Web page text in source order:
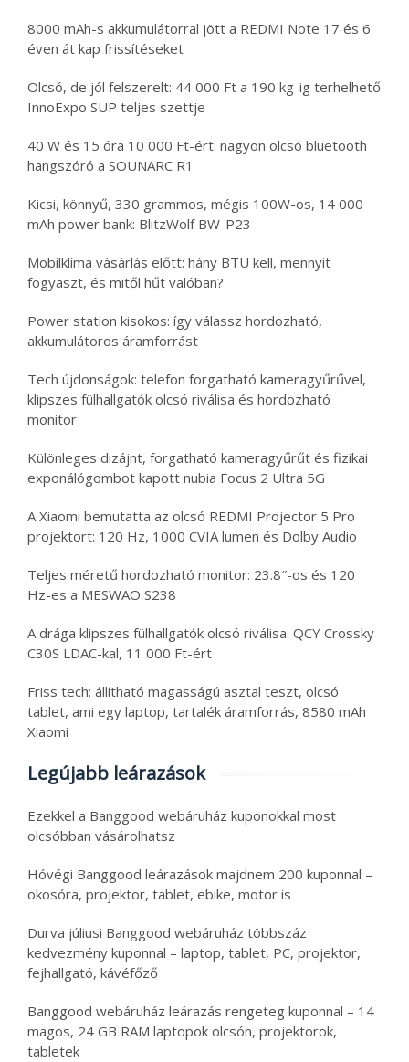
8000 mAh-s akkumulátorral jött a REDMI Note 17 és 6
éven át kap frissítéseket
Olcsó, de jól felszerelt: 44 000 Ft a 190 kg-ig terhelhető
InnoExpo SUP teljes szettje
40 W és 15 óra 10 000 Ft-ért: nagyon olcsó bluetooth
hangszóró a SOUNARC R1
Kicsi, könnyű, 330 grammos, mégis 100W-os, 14 000
mAh power bank: BlitzWolf BW-P23
Mobilklíma vásárlás előtt: hány BTU kell, mennyit
fogyaszt, és mitől hűt valóban?
Power station kisokos: így válassz hordozható,
akkumulátoros áramforrást
Tech újdonságok: telefon forgatható kameragyűrűvel,
klipszes fülhallgatók olcsó riválisa és hordozható
monitor
Különleges dizájnt, forgatható kameragyűrűt és fizikai
exponálógombot kapott nubia Focus 2 Ultra 5G
A Xiaomi bemutatta az olcsó REDMI Projector 5 Pro
projektort: 120 Hz, 1000 CVIA lumen és Dolby Audio
Teljes méretű hordozható monitor: 23.8″-os és 120
Hz-es a MESWAO S238
A drága klipszes fülhallgatók olcsó riválisa: QCY Crossky
C30S LDAC-kal, 11 000 Ft-ért
Friss tech: állítható magasságú asztal teszt, olcsó
tablet, ami egy laptop, tartalék áramforrás, 8580 mAh
Xiaomi
Legújabb leárazások
Ezekkel a Banggood webáruház kuponokkal most
olcsóbban vásárolhatsz
Hóvégi Banggood leárazások majdnem 200 kuponnal –
okosóra, projektor, tablet, ebike, motor is
Durva júliusi Banggood webáruház többszáz
kedvezmény kuponnal – laptop, tablet, PC, projektor,
fejhallgató, kávéfőző
Banggood webáruház leárazás rengeteg kuponnal – 14
magos, 24 GB RAM laptopok olcsón, projektorok,
tabletek